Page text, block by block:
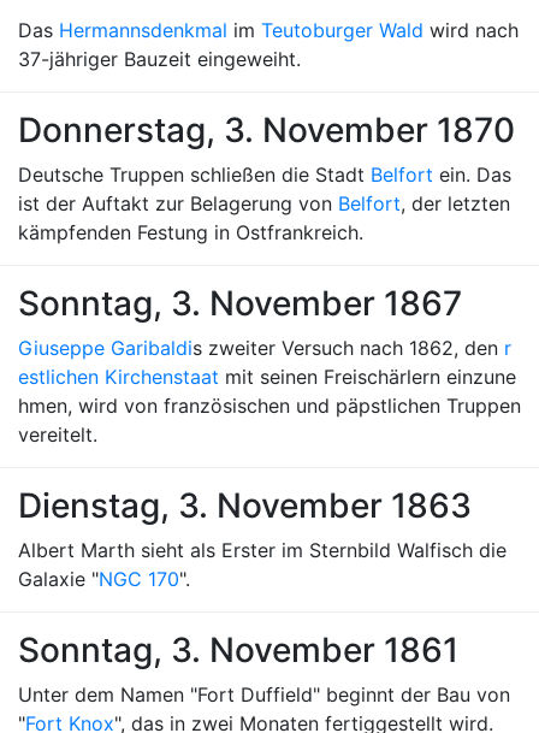
Das Hermannsdenkmal im Teutoburger Wald wird nach
37-jähriger Bauzeit eingeweiht.
Donnerstag, 3. November 1870
Deutsche Truppen schließen die Stadt Belfort ein. Das
ist der Auftakt zur Belagerung von Belfort, der letzten
kämpfenden Festung in Ostfrankreich.
Sonntag, 3. November 1867
Giuseppe Garibaldis zweiter Versuch nach 1862, den r
estlichen Kirchenstaat mit seinen Freischärlern einzune
hmen, wird von französischen und päpstlichen Truppen
vereitelt.
Dienstag, 3. November 1863
Albert Marth sieht als Erster im Sternbild Walfisch die
Galaxie "NGC 170".
Sonntag, 3. November 1861
Unter dem Namen "Fort Duffield" beginnt der Bau von
"Fort Knox", das in zwei Monaten fertiggestellt wird.